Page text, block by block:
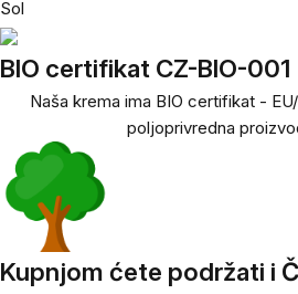
Sol
BIO certifikat CZ-BIO-001
Naša krema ima BIO certifikat -
poljoprivredna
Kupnjom ćete podržati i